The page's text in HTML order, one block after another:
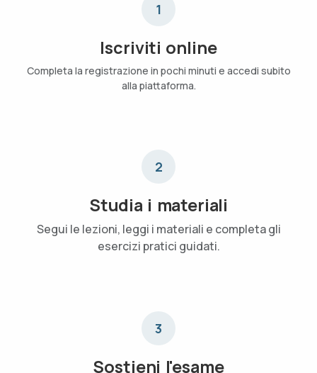
1
Iscriviti online
Completa la registrazione in pochi minuti e accedi subito
alla piattaforma.
2
Studia i materiali
Segui le lezioni, leggi i materiali e completa gli
esercizi pratici guidati.
3
Sostieni l'esame